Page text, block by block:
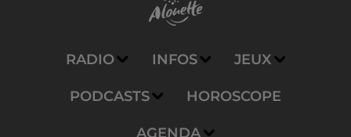
RADIO INFOS JEUX
PODCASTS HOROSCOPE
AGENDA